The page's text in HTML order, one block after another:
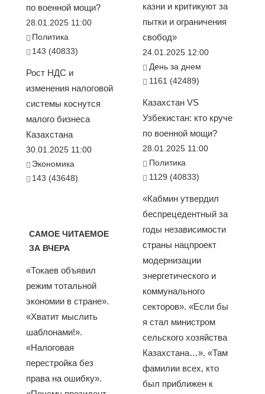
по военной мощи?
28.01.2025 11:00
Политика
143 (40833)
Рост НДС и
изменения налоговой
системы коснутся
малого бизнеса
Казахстана
30.01.2025 11:00
Экономика
143 (43648)
САМОЕ ЧИТАЕМОЕ
ЗА ВЧЕРА
«Токаев объявил
режим тотальной
экономии в стране».
«Хватит мыслить
шаблонами!».
«Налоговая
перестройка без
права на ошибку».
казни и критикуют за
пытки и ограничения
свобод»
24.01.2025 12:00
День за днем
1161 (42489)
Казахстан VS
Узбекистан: кто круче
по военной мощи?
28.01.2025 11:00
Политика
1129 (40833)
«Кабмин утвердил
беспрецедентный за
годы независимости
страны нацпроект
модернизации
энергетического и
коммунального
секторов». «Если бы
я стал министром
сельского хозяйства
Казахстана…». «Там
фамилии всех, кто
был приближен к